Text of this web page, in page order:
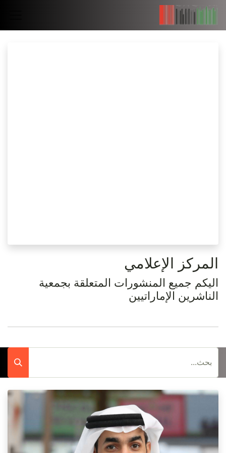
المركز الإعلامي
اليكم جميع المنشورات المتعلقة بجمعية
الناشرين الإماراتيين